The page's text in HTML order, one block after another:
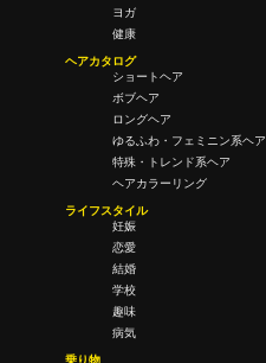
ヨガ
健康
ヘアカタログ
ショートヘア
ボブヘア
ロングヘア
ゆるふわ・フェミニン系ヘア
特殊・トレンド系ヘア
ヘアカラーリング
ライフスタイル
妊娠
恋愛
結婚
学校
趣味
病気
乗り物